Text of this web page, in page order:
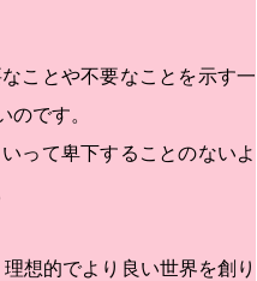
ことや不要なことを示す一
です。
って卑下することのないよ
想的でより良い世界を創り